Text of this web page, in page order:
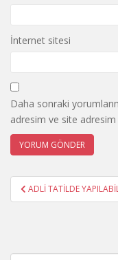
İnternet sitesi
Daha sonraki
adresim ve site adresim
Yazı
gezinmesi
ADLİ TATİLDE